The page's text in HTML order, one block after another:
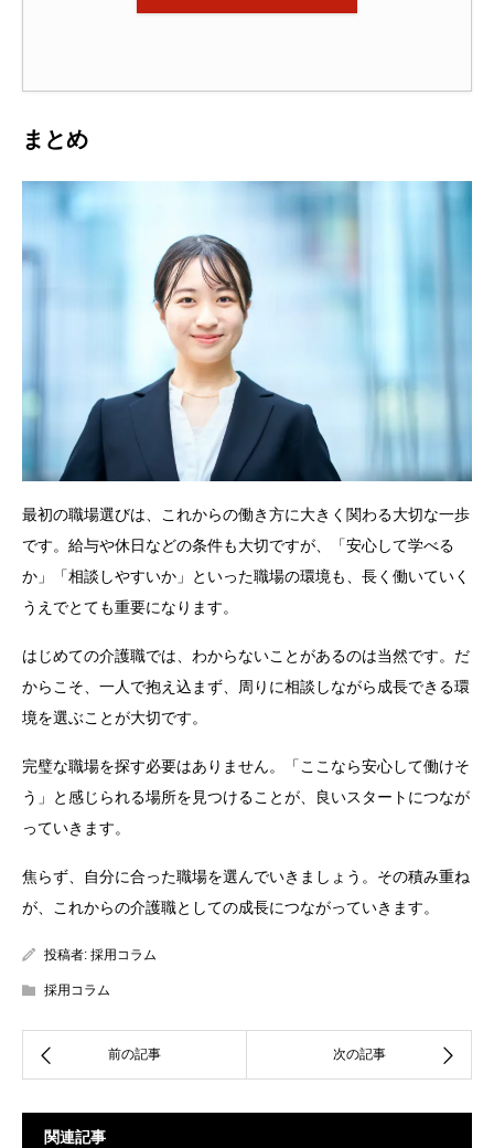
まとめ
最初の職場選びは、これからの働き方に大きく関わる大切な一歩
です。給与や休日などの条件も大切ですが、「安心して学べる
か」「相談しやすいか」といった職場の環境も、長く働いていく
うえでとても重要になります。
はじめての介護職では、わからないことがあるのは当然です。だ
からこそ、一人で抱え込まず、周りに相談しながら成長できる環
境を選ぶことが大切です。
完璧な職場を探す必要はありません。「ここなら安心して働けそ
う」と感じられる場所を見つけることが、良いスタートにつなが
っていきます。
焦らず、自分に合った職場を選んでいきましょう。その積み重ね
が、これからの介護職としての成長につながっていきます。
投稿者: 採用コラム
採用コラム
関連記事